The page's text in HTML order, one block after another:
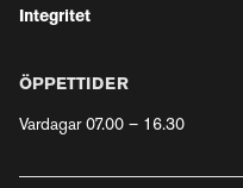
Integritet
ÖPPETTIDER
Vardagar 07.00 – 16.30